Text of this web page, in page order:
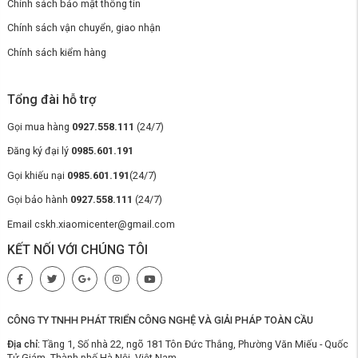
Kết cấu vững chắc vận hành an toàn
Lumias LID-S250được phát triển theo tiêu chuẩn thiết bị công nghiệp
với phần khung làm từ thép dày phủ sơn tĩnh điện, giúp hạn chế tối đa
tình trạng cong vênh, trầy xước và oxy hóa khi hoạt động trong điều
kiện ẩm và nhiều bụi. Nhờ có kết cấu chắc chắn, máy có khả năng
chống chịu tốt trước va chạm trong quá trình di chuyển và sử dụng thực
ẩm và bụi bẩn xâm nhập vào bo mạch, từ đó giảm thiểu nguy cơ chập
điện và giúp thiết bị duy trì trạng thái hoạt động ổn định trong thời gian
dài.
Chính sách bảo mật thông tin
Chính sách vận chuyển, giao nhận
Chính sách kiểm hàng
Tổng đài hỗ trợ
Gọi mua hàng 0927.558.111 (24/7)
Đăng ký đại lý 0985.601.191
Gọi khiếu nại 0985.601.191(24/7)
Gọi bảo hành 0927.558.111 (24/7)
Email cskh.xiaomicenter@gmail.com
KẾT NỐI VỚI CHÚNG TÔI
CÔNG TY TNHH PHÁT TRIỂN CÔNG NGHỆ VÀ GIẢI PHÁP TOÀN CẦU
Địa chỉ: Tầng 1, Số nhà 22, ngõ 181 Tôn Đức Thắng, Phường Văn Miếu - Quốc